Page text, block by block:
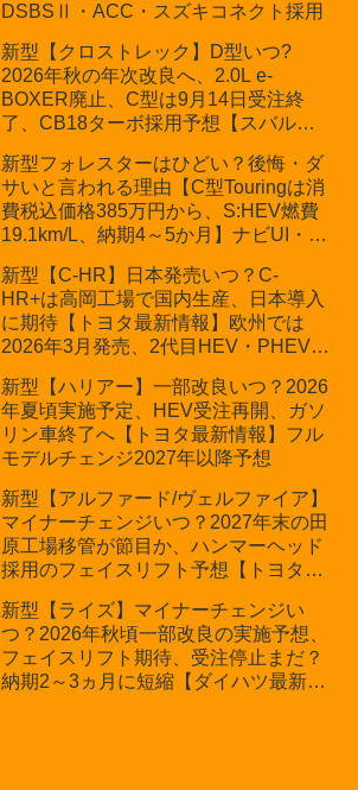
DSBSⅡ・ACC・スズキコネクト採用
新型【クロストレック】D型いつ?
2026年秋の年次改良へ、2.0L e-
BOXER廃止、C型は9月14日受注終
了、CB18ターボ採用予想【スバル最
新型フォレスターはひどい？後悔・ダ
サいと言われる理由【C型Touringは消
費税込価格385万円から、S:HEV燃費
19.1km/L、納期4～5か月】ナビUI・冬
カーオブザイヤーとJNCAP大賞受賞後
も残る注意点
新型【C-HR】日本発売いつ？C-
HR+は高岡工場で国内生産、日本導入
に期待【トヨタ最新情報】欧州では
2026年3月発売、2代目HEV・PHEVは
新型【ハリアー】一部改良いつ？2026
年夏頃実施予定、HEV受注再開、ガソ
リン車終了へ【トヨタ最新情報】フル
モデルチェンジ2027年以降予想
新型【アルファード/ヴェルファイア】
マイナーチェンジいつ？2027年末の田
原工場移管が節目か、ハンマーヘッド
採用のフェイスリフト予想【トヨタ最
費税込価格559万9000円から
新型【ライズ】マイナーチェンジい
つ？2026年秋頃一部改良の実施予想、
フェイスリフト期待、受注停止まだ？
納期2～3ヵ月に短縮【ダイハツ最新情